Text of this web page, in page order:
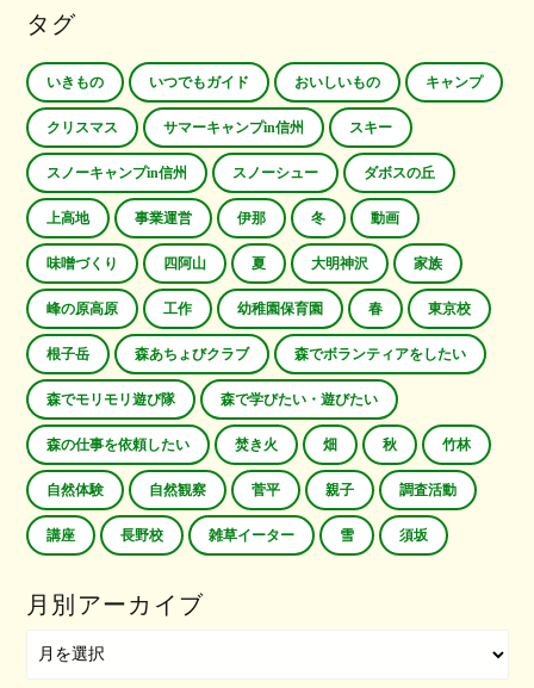
タグ
いきもの いつでもガイド おいしいもの キャンプ
クリスマス サマーキャンプin信州 スキー
スノーキャンプin信州 スノーシュー ダボスの丘
上高地 事業運営 伊那 冬 動画
味噌づくり 四阿山 夏 大明神沢 家族
峰の原高原 工作 幼稚園保育園 春 東京校
根子岳 森あちょびクラブ 森でボランティアをしたい
森でモリモリ遊び隊 森で学びたい・遊びたい
森の仕事を依頼したい 焚き火 畑 秋 竹林
自然体験 自然観察 菅平 親子 調査活動
講座 長野校 雑草イーター 雪 須坂
月別アーカイブ